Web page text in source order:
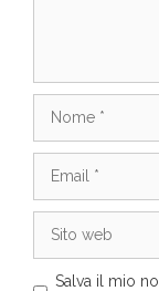
web
Salva il mio